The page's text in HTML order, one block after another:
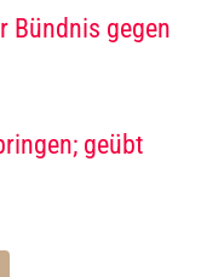
Bündnis gegen
geübt